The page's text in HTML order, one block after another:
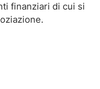
finanziari di cui si